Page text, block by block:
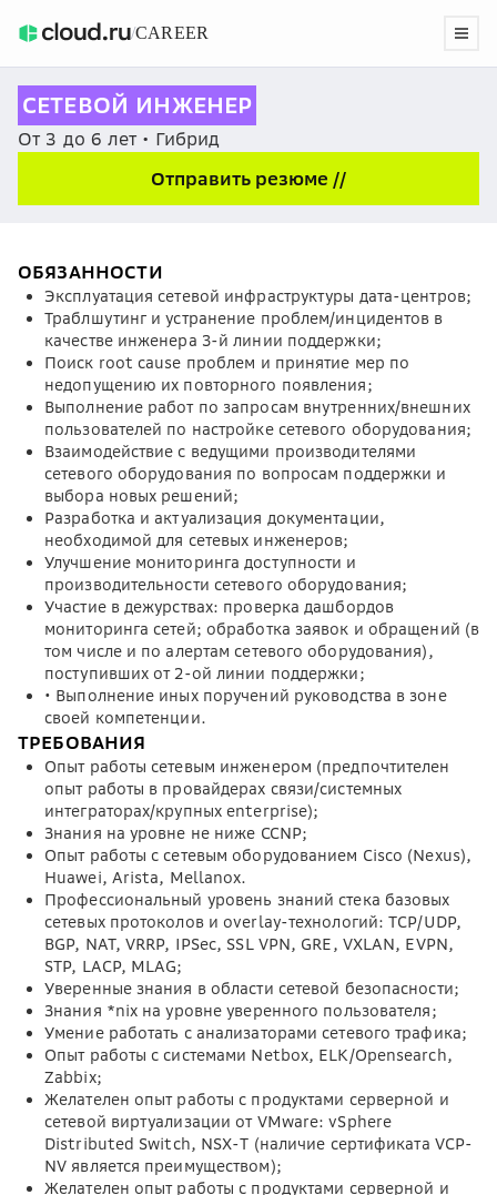
/CAREER
СЕТЕВОЙ ИНЖЕНЕР
От 3 до 6 лет • Гибрид
Отправить резюме //
ОБЯЗАННОСТИ
Эксплуатация сетевой инфраструктуры дата-центров;
Траблшутинг и устранение проблем/инцидентов в
качестве инженера 3-й линии поддержки;
Поиск root cause проблем и принятие мер по
недопущению их повторного появления;
Выполнение работ по запросам внутренних/внешних
пользователей по настройке сетевого оборудования;
Взаимодействие с ведущими производителями
сетевого оборудования по вопросам поддержки и
выбора новых решений;
Разработка и актуализация документации,
необходимой для сетевых инженеров;
Улучшение мониторинга доступности и
производительности сетевого оборудования;
Участие в дежурствах: проверка дашбордов
мониторинга сетей; обработка заявок и обращений (в
том числе и по алертам сетевого оборудования),
поступивших от 2-ой линии поддержки;
• Выполнение иных поручений руководства в зоне
своей компетенции.
ТРЕБОВАНИЯ
Опыт работы сетевым инженером (предпочтителен
опыт работы в провайдерах связи/системных
интеграторах/крупных enterprise);
Знания на уровне не ниже CCNP;
Опыт работы с сетевым оборудованием Cisco (Nexus),
Huawei, Arista, Mellanox.
Профессиональный уровень знаний стека базовых
сетевых протоколов и overlay-технологий: TCP/UDP,
BGP, NAT, VRRP, IPSec, SSL VPN, GRE, VXLAN, EVPN,
STP, LACP, MLAG;
Уверенные знания в области сетевой безопасности;
Знания *nix на уровне уверенного пользователя;
Умение работать с анализаторами сетевого трафика;
Опыт работы с системами Netbox, ELK/Opensearch,
Zabbix;
Желателен опыт работы с продуктами серверной и
сетевой виртуализации от VMware: vSphere
Distributed Switch, NSX-T (наличие сертификата VCP-
NV является преимуществом);
Желателен опыт работы с продуктами серверной и